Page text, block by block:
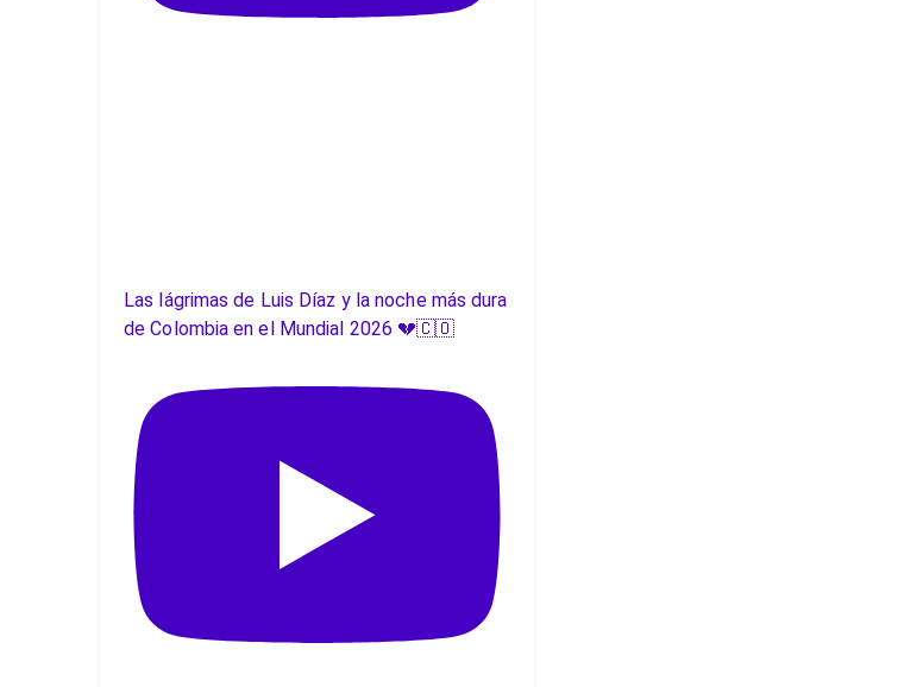
Las lágrimas de Luis Díaz y la noche más dura
de Colombia en el Mundial 2026 💔🇨🇴